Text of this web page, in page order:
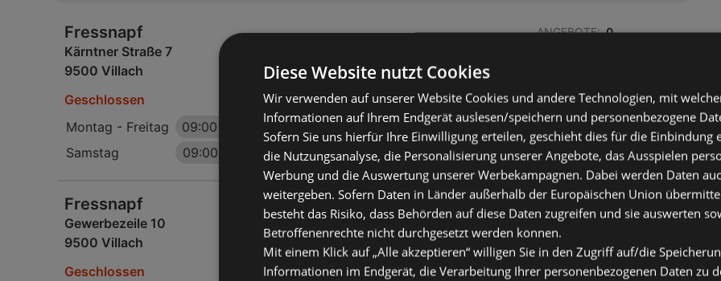
Fressnapf
Kärntner Straße 7
9500 Villach
ANGEBOTE: 0
Geschlossen
Montag - Freitag
09:00
18:00 Uhr
Samstag
09:00 17:00 Uhr
Fressnapf
Gewerbezeile 10
9500 Villach
ANGEBOTE: 0
FLUGBLÄTTER: 1
ENTFERNUNG:
Geschlossen
Diese Website nutzt Cookies
Wir verwenden auf unserer Website Cookies und andere Technologien, mit
Informationen auf Ihrem Endgerät auslesen/speichern und personenbezogene
Sofern Sie uns hierfür Ihre Einwilligung erteilen, geschieht dies für die Einbindung
die Nutzungsanalyse, die Personalisierung unserer Angebote, das Ausspielen
Werbung und die Auswertung unserer Werbekampagnen. Dabei werden Daten
weitergeben. Sofern Daten in Länder außerhalb der Europäischen Union
besteht das Risiko, dass Behörden auf diese Daten zugreifen und sie auswerten
Betroffenenrechte nicht durchgesetzt werden können.
Mit einem Klick auf „Alle akzeptieren“ willigen Sie in den Zugriff auf/die
Informationen im Endgerät, die Verarbeitung Ihrer personenbezogenen Daten zu